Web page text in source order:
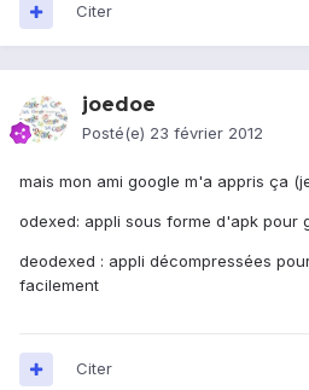
Citer
joedoe
Posté(e) 23 février 2012
mais mon ami google m'a appris ça
odexed: appli sous forme d'apk pour
deodexed : appli décompressées
facilement
Citer